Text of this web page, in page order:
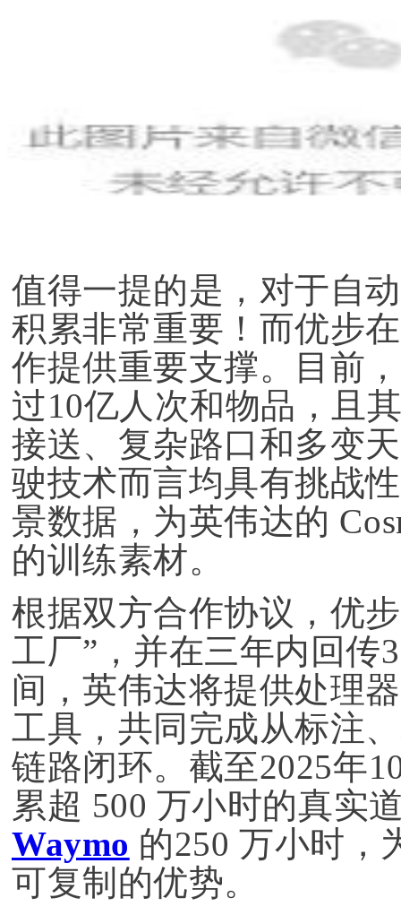
值得一提的是，对于自
积累非常重要！而优步
作提供重要支撑。目前
过10亿人次和物品，且
接送、复杂路口和多变
驶技术而言均具有挑战
景数据，为英伟达的
的训练素材。
根据双方合作协议，优
工厂”，并在三年内回传
间，英伟达将提供处理
工具，共同完成从标注
链路闭环。 截至2025年
累超 500 万小时的真实
Waymo 的250 万小时，
可复制的优势。